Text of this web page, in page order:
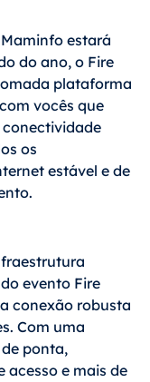
estará
do ano, o Fire
plataforma
vocês que
conectividade
os
estável e de
evento Fire
conexão robusta
Com uma
ponta,
acesso e mais de